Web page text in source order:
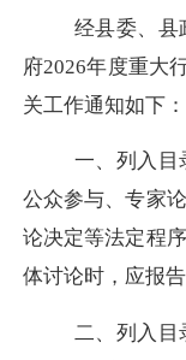
经县委、县
府2026年度重大
关工作通知如下：
一、列入目
公众参与、专家
论决定等法定程
体讨论时，应报
二、列入